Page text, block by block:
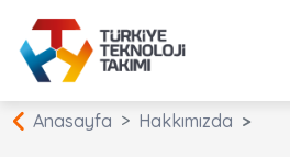
Anasayfa Hakkımızda